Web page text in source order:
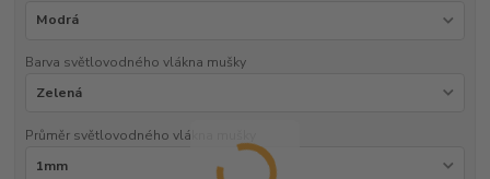
Barva světlovodného vlákna mušky
Průměr světlovodného vlákna mušky